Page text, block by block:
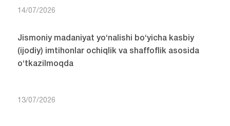
14/07/2026
Jismoniy madaniyat yo‘nalishi bo‘yicha kasbiy
(ijodiy) imtihonlar ochiqlik va shaffoflik asosida
o‘tkazilmoqda
13/07/2026